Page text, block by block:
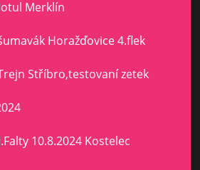
Merklín
Horažďovice 4.flek
Stříbro,testovaní zetek
10.8.2024 Kostelec